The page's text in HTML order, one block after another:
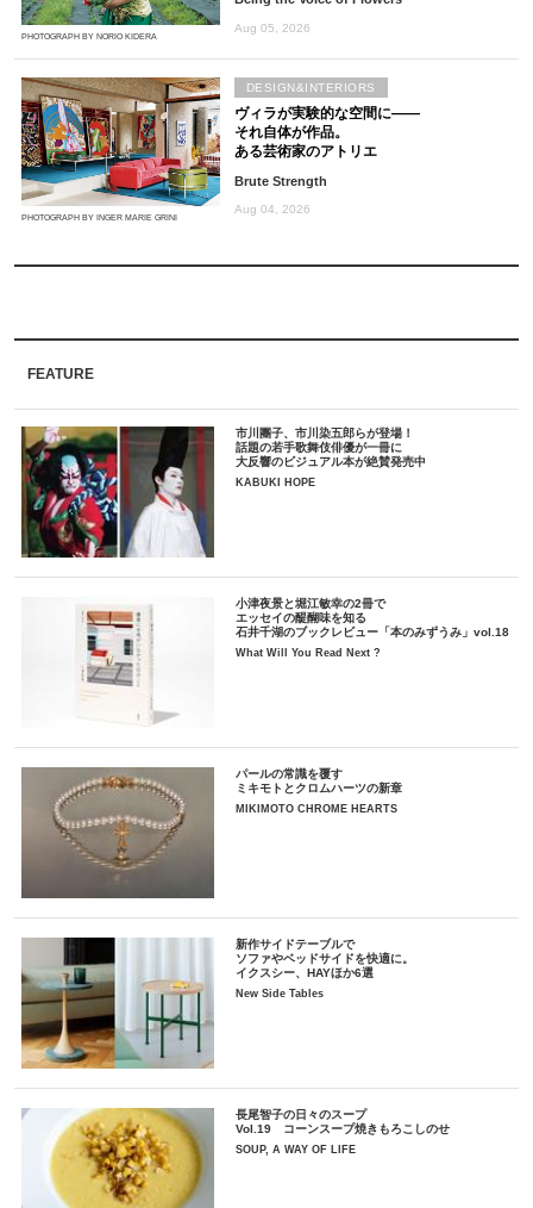
PHOTOGRAPH BY NORIO KIDERA
Aug 05, 2026
PHOTOGRAPH BY INGER MARIE GRINI
ヴィラが実験的な空間に――
それ自体が作品。
ある芸術家のアトリエ
Brute Strength
Aug 04, 2026
DESIGN&INTERIORS
FEATURE
市川團子、市川染五郎らが登場！
話題の若手歌舞伎俳優が一冊に
大反響のビジュアル本が絶賛発売中
KABUKI HOPE
小津夜景と堀江敏幸の2冊で
エッセイの醍醐味を知る
石井千湖のブックレビュー「本のみずうみ」vol.18
What Will You Read Next ?
パールの常識を覆す
ミキモトとクロムハーツの新章
MIKIMOTO CHROME HEARTS
新作サイドテーブルで
ソファやベッドサイドを快適に。
イクスシー、HAYほか6選
New Side Tables
長尾智子の日々のスープ
Vol.19 コーンスープ焼きもろこしのせ
SOUP, A WAY OF LIFE